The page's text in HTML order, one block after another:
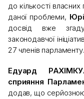
до кількості власних
даної проблеми,
досвід вже
законодавчої
27 членів парламенту.
Едуард
сприяння
додав, що